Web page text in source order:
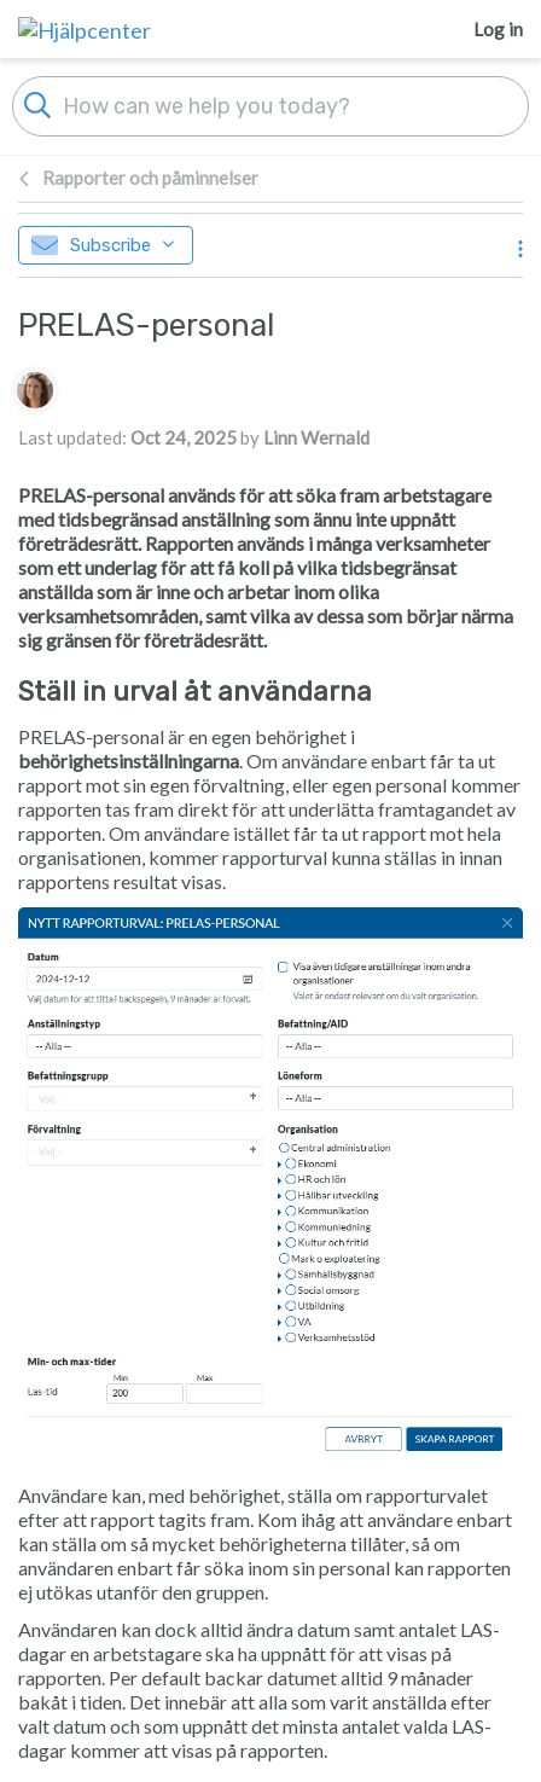
Skip to main content
Log in
Rapporter och påminnelser
Subscribe
PRELAS-personal
Authors list
Last updated: Oct 24, 2025by Linn Wernald
PRELAS-personal används för att söka fram arbetstagare
med tidsbegränsad anställning som ännu inte uppnått
företrädesrätt. Rapporten används i många verksamheter
som ett underlag för att få koll på vilka tidsbegränsat
anställda som är inne och arbetar inom olika
verksamhetsområden, samt vilka av dessa som börjar närma
sig gränsen för företrädesrätt.
Ställ in urval åt användarna
PRELAS-personal är en egen behörighet i
behörighetsinställningarna. Om användare enbart får ta ut
rapport mot sin egen förvaltning, eller egen personal kommer
rapporten tas fram direkt för att underlätta framtagandet av
rapporten. Om användare istället får ta ut rapport mot hela
organisationen, kommer rapporturval kunna ställas in innan
rapportens resultat visas.
Användare kan, med behörighet, ställa om rapporturvalet
efter att rapport tagits fram. Kom ihåg att användare enbart
kan ställa om så mycket behörigheterna tillåter, så om
användaren enbart får söka inom sin personal kan rapporten
ej utökas utanför den gruppen.
Användaren kan dock alltid ändra datum samt antalet LAS-
dagar en arbetstagare ska ha uppnått för att visas på
rapporten. Per default backar datumet alltid 9 månader
bakåt i tiden. Det innebär att alla som varit anställda efter
valt datum och som uppnått det minsta antalet valda LAS-
dagar kommer att visas på rapporten.